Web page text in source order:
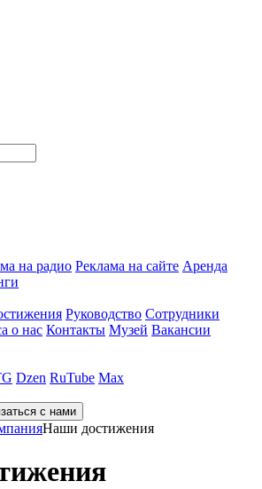
на радио Реклама на сайте Аренда
Руководство Сотрудники
о нас Контакты Музей Вакансии
Dzen RuTube Max
с нами
Наши достижения